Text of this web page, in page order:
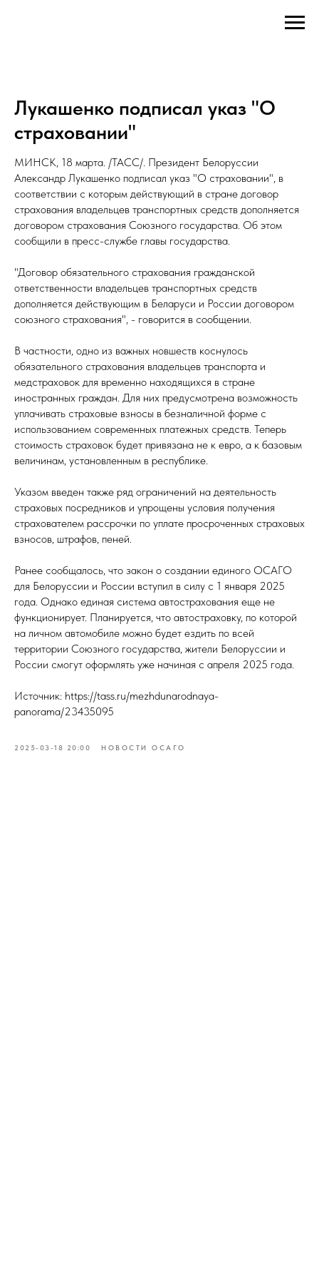
Лукашенко подписал указ "О
страховании"
МИНСК, 18 марта. /ТАСС/. Президент Белоруссии
Александр Лукашенко подписал указ "О страховании", в
соответствии с которым действующий в стране договор
страхования владельцев транспортных средств дополняется
договором страхования Союзного государства. Об этом
сообщили в пресс-службе главы государства.
"Договор обязательного страхования гражданской
ответственности владельцев транспортных средств
дополняется действующим в Беларуси и России договором
союзного страхования", - говорится в сообщении.
В частности, одно из важных новшеств коснулось
обязательного страхования владельцев транспорта и
медстраховок для временно находящихся в стране
иностранных граждан. Для них предусмотрена возможность
уплачивать страховые взносы в безналичной форме с
использованием современных платежных средств. Теперь
стоимость страховок будет привязана не к евро, а к базовым
величинам, установленным в республике.
Указом введен также ряд ограничений на деятельность
страховых посредников и упрощены условия получения
страхователем рассрочки по уплате просроченных страховых
взносов, штрафов, пеней.
Ранее сообщалось, что закон о создании единого ОСАГО
для Белоруссии и России вступил в силу с 1 января 2025
года. Однако единая система автострахования еще не
функционирует. Планируется, что автостраховку, по которой
на личном автомобиле можно будет ездить по всей
территории Союзного государства, жители Белоруссии и
России смогут оформлять уже начиная с апреля 2025 года.
Источник: https://tass.ru/mezhdunarodnaya-
panorama/23435095
2025-03-18 20:00 НОВОСТИ ОСАГО